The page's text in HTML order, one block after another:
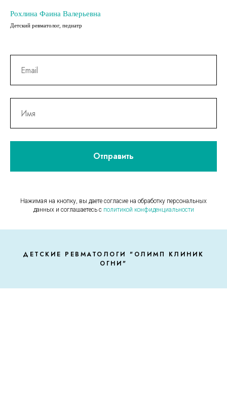
Рохлина Фаина Валерьевна
Детский ревматолог, педиатр
Отправить
Нажимая на кнопку, вы даете согласие на обработку персональных
данных и соглашаетесь c политикой конфиденциальности
ДЕТСКИЕ РЕВМАТОЛОГИ "ОЛИМП КЛИНИК
ОГНИ"